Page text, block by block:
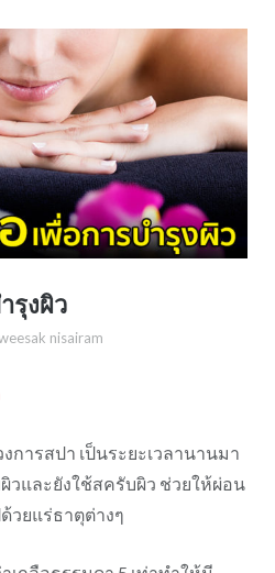
รุงผิว
nisairam
การสปา เป็นระยะเวลานานมา
วและยังใช้สครับผิว ช่วยให้ผ่อน
วยแร่ธาตุต่างๆ